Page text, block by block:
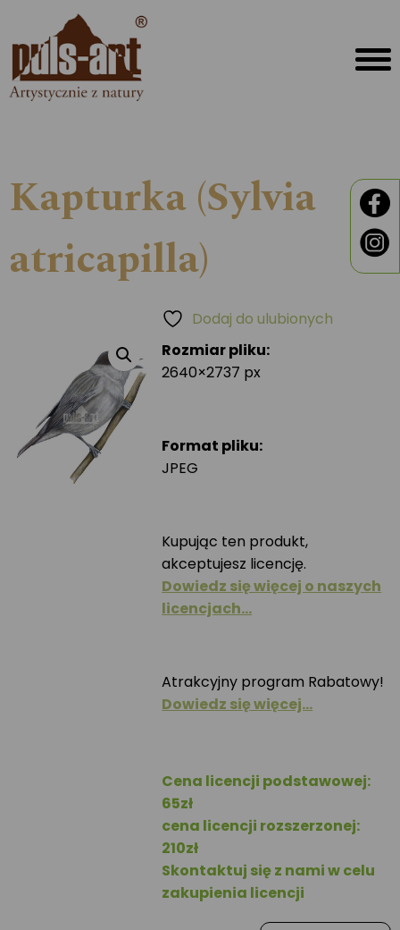
Kapturka (Sylvia
atricapilla)
Rozmiar pliku:
2640×2737 px
Format pliku:
JPEG
Kupując ten produkt,
akceptujesz licencję.
Dowiedz się więcej o naszych
licencjach…
Atrakcyjny program Rabatowy!
Dowiedz się więcej…
Cena licencji podstawowej:
65zł
cena licencji rozszerzonej:
210zł
Skontaktuj się z nami w celu
zakupienia licencji
Dodaj do ulubionych